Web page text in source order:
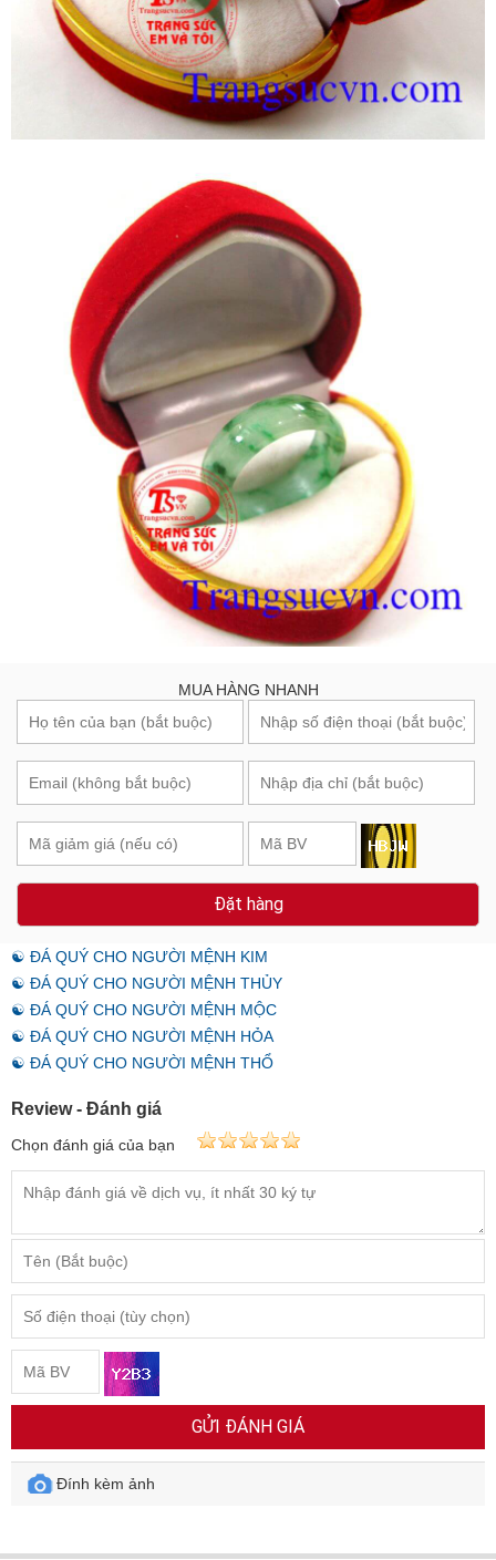
MUA HÀNG NHANH
Đặt hàng
☯ ĐÁ QUÝ CHO NGƯỜI MỆNH KIM
☯ ĐÁ QUÝ CHO NGƯỜI MỆNH THỦY
☯ ĐÁ QUÝ CHO NGƯỜI MỆNH MỘC
☯ ĐÁ QUÝ CHO NGƯỜI MỆNH HỎA
☯ ĐÁ QUÝ CHO NGƯỜI MỆNH THỔ
Review - Đánh giá
Chọn đánh giá của bạn
GỬI ĐÁNH GIÁ
Đính kèm ảnh